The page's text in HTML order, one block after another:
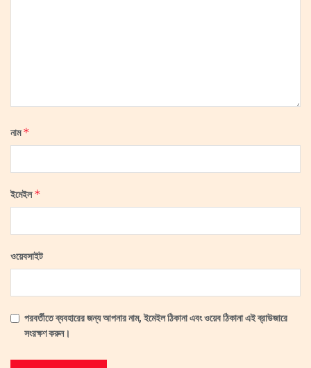
নাম*
ইমেইল*
ওয়েবসাইট
পরবর্তীতে ব্যবহারের জন্য আপনার নাম, ইমেইল ঠিকানা এবং ওয়েব ঠিকানা এই ব্রাউজারে
সংরক্ষণ করুন।